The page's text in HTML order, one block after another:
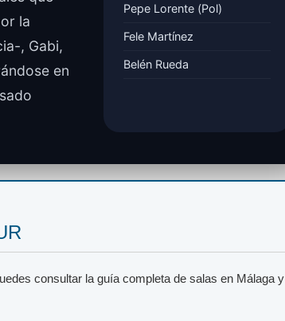
la
, Gabi,
en
Pepe Lorente (Pol)
Fele Martínez
Belén Rueda
consultar la guía completa de salas en Málaga y